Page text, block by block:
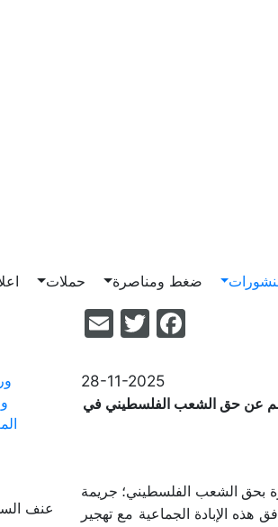
ضغط ومناصرة حملات
Facebook
Twitter
28-11-2025
عن حق الشعب الفلسطيني في
بحق الشعب الفلسطيني؛ جريمة
هذه الإبادة الجماعية مع تهجير
عنف